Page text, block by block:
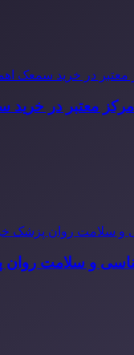
مرکز معتبر در
و سلامت